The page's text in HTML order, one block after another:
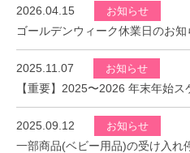
2026.04.15 お知らせ
ゴールデンウィーク休業日のお知
2025.11.07 お知らせ
【重要】2025〜2026 年末年始
2025.09.12 お知らせ
一部商品(ベビー用品)の受け入れ